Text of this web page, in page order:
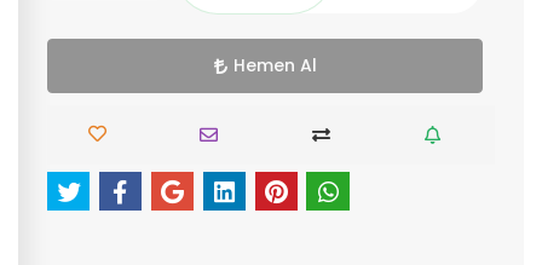
Hemen Al